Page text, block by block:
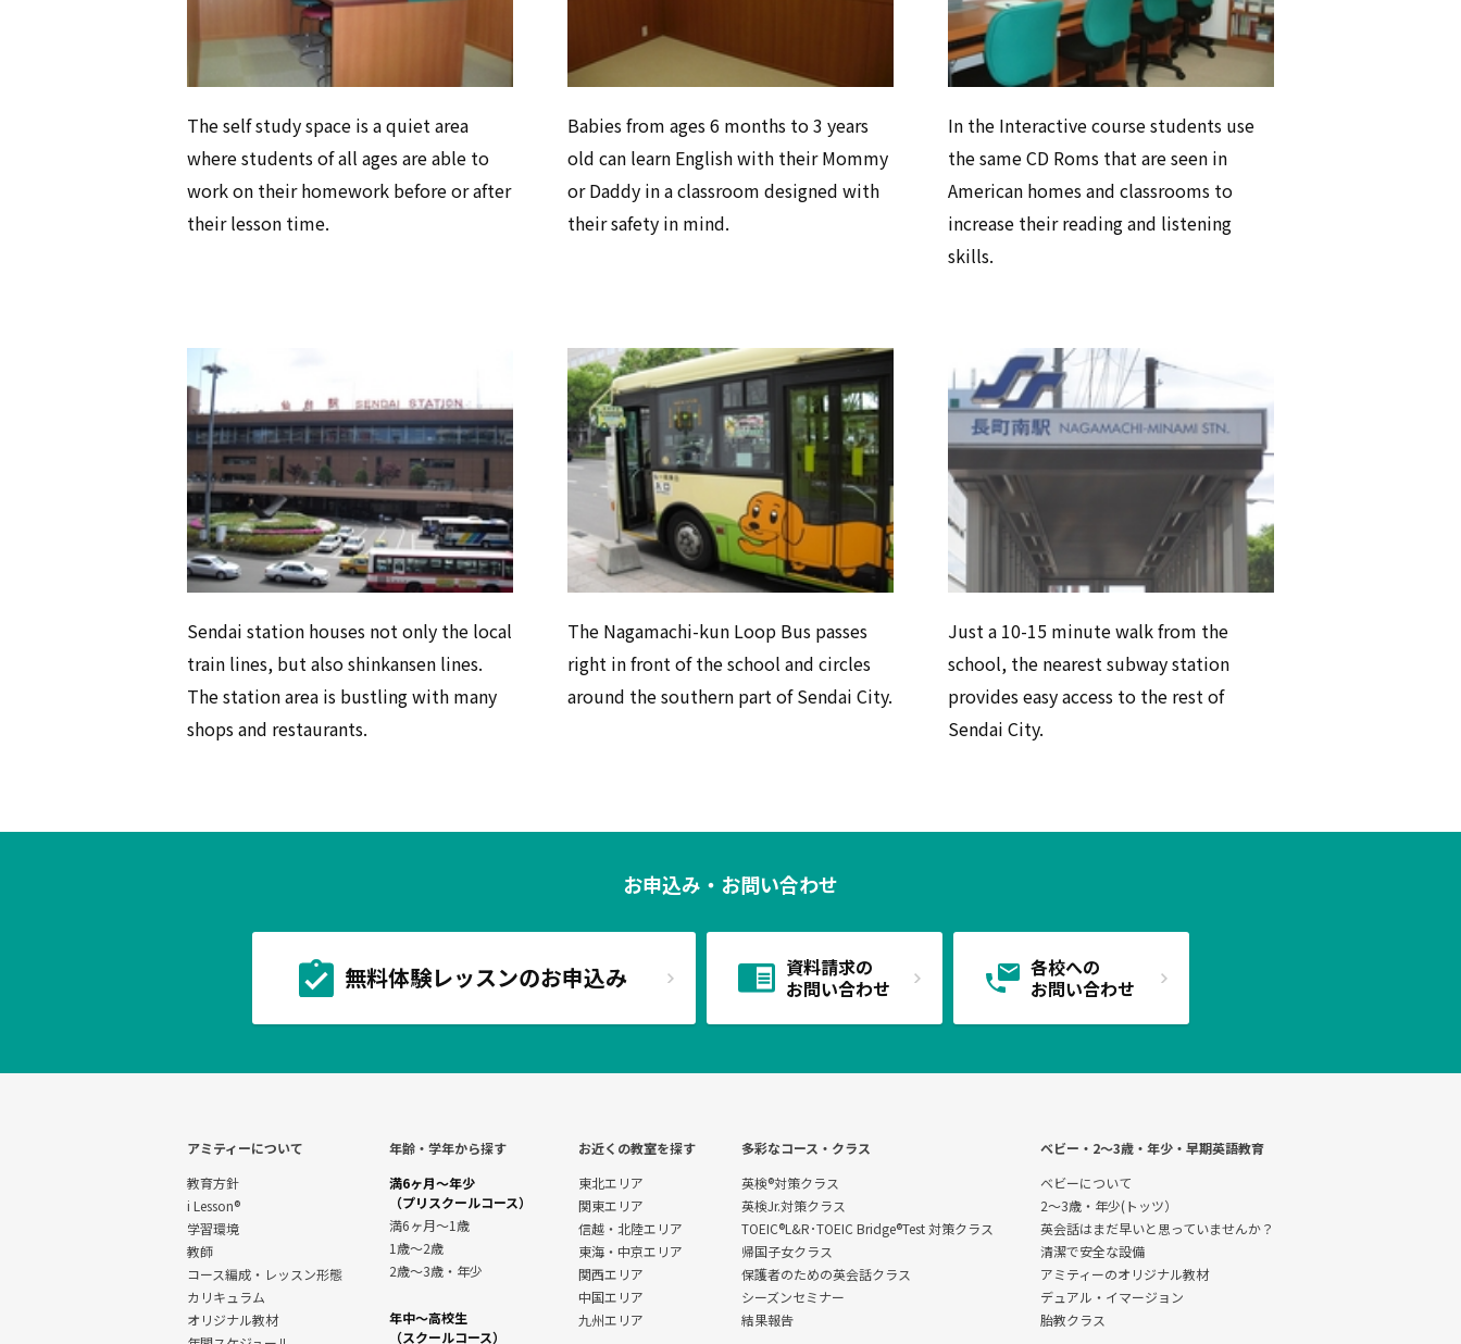
The self study space is a quiet area
where students of all ages are able to
work on their homework before or after
their lesson time.
Babies from ages 6 months to 3 years
old can learn English with their Mommy
or Daddy in a classroom designed with
their safety in mind.
In the Interactive course students use
the same CD Roms that are seen in
American homes and classrooms to
increase their reading and listening
skills.
Sendai station houses not only the local
train lines, but also shinkansen lines.
The station area is bustling with many
shops and restaurants.
The Nagamachi-kun Loop Bus passes
right in front of the school and circles
around the southern part of Sendai City.
Just a 10-15 minute walk from the
school, the nearest subway station
provides easy access to the rest of
Sendai City.
お申込み・お問い合わせ
無料体験レッスンのお申込み
資料請求の
お問い合わせ
各校への
お問い合わせ
アミティーについて
教育方針
i Lesson®
学習環境
教師
コース編成・レッスン形態
カリキュラム
オリジナル教材
年齢・学年から探す
満6ヶ月～年少
（プリスクールコース）
満6ヶ月～1歳
1歳～2歳
2歳～3歳・年少
年中～高校生
（スクールコース）
お近くの教室を探す
東北エリア
関東エリア
信越・北陸エリア
東海・中京エリア
関西エリア
中国エリア
九州エリア
多彩なコース・クラス
英検®対策クラス
英検Jr.対策クラス
TOEIC®L&R･TOEIC Bridge®Test 対策クラス
帰国子女クラス
保護者のための英会話クラス
シーズンセミナー
結果報告
ベビー・2〜3歳・年少・早期英語教育
ベビーについて
2～3歳・年少(トッツ）
英会話はまだ早いと思っていませんか？
清潔で安全な設備
アミティーのオリジナル教材
デュアル・イマージョン
胎教クラス